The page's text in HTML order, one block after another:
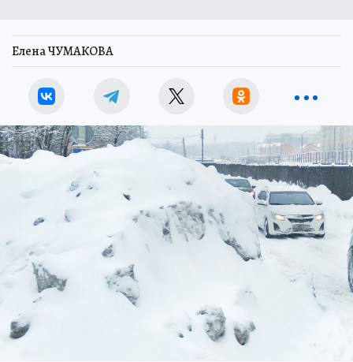
Елена ЧУМАКОВА